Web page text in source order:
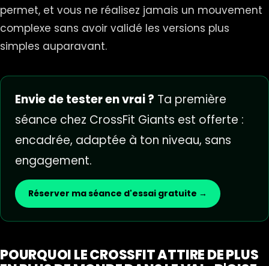
permet, et vous ne réalisez jamais un mouvement
complexe sans avoir validé les versions plus
simples auparavant.
Envie de tester en vrai ? Ta première
séance chez CrossFit Giants est offerte :
encadrée, adaptée à ton niveau, sans
engagement.
Réserver ma séance d'essai gratuite →
POURQUOI LE CROSSFIT ATTIRE DE PLUS